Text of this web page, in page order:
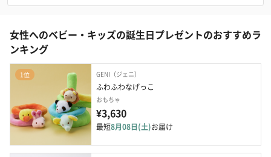
女性へのベビー・キッズの誕生日プレゼントのおすすめラ
ンキング
1位 GENI（ジェニ）
ふわふわなげっこ
おもちゃ
¥3,630
最短8月08日(土)お届け